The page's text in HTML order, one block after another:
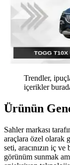
Trendler,
içerikler
Ürünün
Sahler markası
araçlara özel olarak
seti, aracınızın iç
görünüm sunmak